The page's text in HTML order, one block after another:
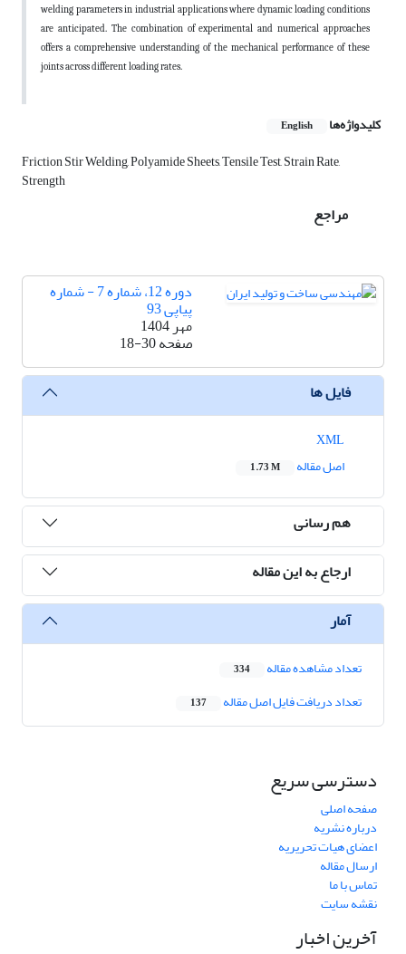
welding parameters in industrial applications where dynamic loading conditions
are anticipated. The combination of experimental and numerical approaches
offers a comprehensive understanding of the mechanical performance of these
joints across different loading rates.
کلیدواژه‌ها English
Friction Stir Welding, Polyamide Sheets, Tensile Test, Strain Rate,
Strength
مراجع
دوره 12، شماره 7 - شماره
پیاپی 93
مهر 1404
صفحه18-30
فایل ها
اصل مقاله
1.73 M
هم رسانی
ارجاع به این مقاله
آمار
تعداد مشاهده مقاله 334
تعداد دریافت فایل اصل مقاله 137
دسترسی سریع
صفحه اصلی
درباره نشریه
اعضای هیات تحریریه
ارسال مقاله
تماس با ما
نقشه سایت
آخرین اخبار